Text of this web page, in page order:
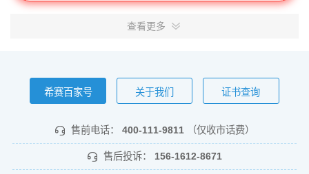
查看更多
希赛百家号 关于我们 证书查询
售前电话： 400-111-9811 （仅收市话费）
售后投诉： 156-1612-8671